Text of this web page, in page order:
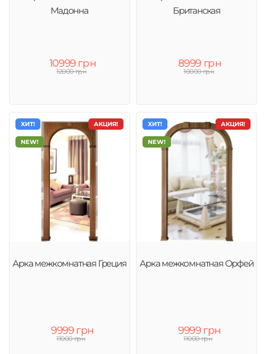
Мадонна
10999 грн
12000 грн
Британская
8999 грн
10000 грн
АКЦИЯ!
ХИТ!
NEW!
Арка межкомнатная Греция
9999 грн
11000 грн
АКЦИЯ!
ХИТ!
NEW!
Арка межкомнатная Орфей
9999 грн
11000 грн